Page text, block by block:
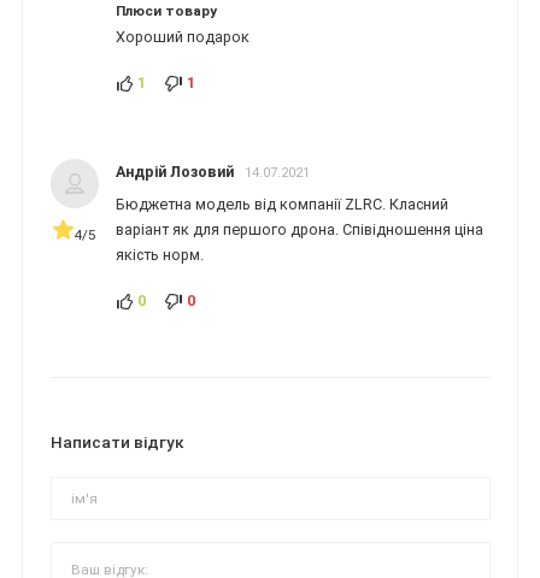
Плюси товару
Хороший подарок
1 1
4/5
Андрій Лозовий 14.07.2021
Бюджетна модель від компанії ZLRC. Класний
варіант як для першого дрона. Співідношення ціна
якість норм.
0 0
Написати відгук